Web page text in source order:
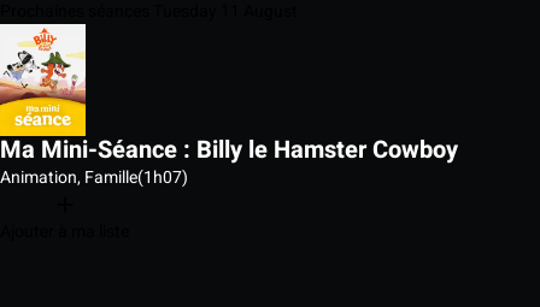
Ma Mini-Séance : Billy le Hamster Cowboy
Animation, Famille(1h07)